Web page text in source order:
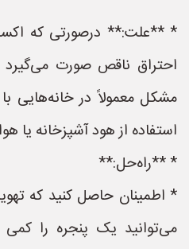
* **علت:** درصورتی که
احتراق ناقص صورت می‌گیرد
مشکل معمولاً در خانه‌هایی با
استفاده از هود آشپزخانه یا
* **راه‌حل:**
* اطمینان حاصل کنید که
می‌توانید یک پنجره را کمی